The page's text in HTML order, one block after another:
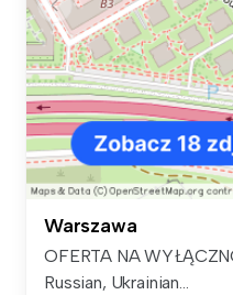
Warszawa
OFERTA NA
Russian, Ukrainian...